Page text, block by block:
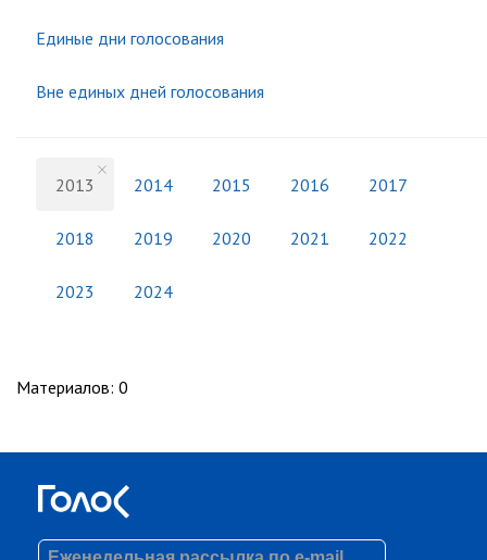
Единые дни голосования
Вне единых дней голосования
2013 2014 2015 2016 2017
2018 2019 2020 2021 2022
2023 2024
Материалов: 0